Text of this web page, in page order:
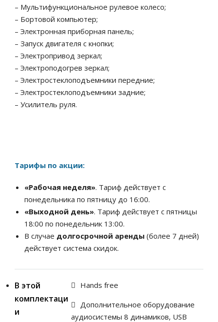
– Мультифункциональное рулевое колесо;
– Бортовой компьютер;
– Электронная приборная панель;
– Запуск двигателя с кнопки;
– Электропривод зеркал;
– Электроподогрев зеркал;
– Электростеклоподъемники передние;
– Электростеклоподъемники задние;
– Усилитель руля.
Тарифы по акции:
«Рабочая неделя». Тариф действует с
понедельника по пятницу до 16:00.
«Выходной день». Тариф действует с пятницы
18:00 по понедельник 13:00.
В случае долгосрочной аренды (более 7 дней)
действует система скидок.
В этой
комплектаци
и
Hands free
Дополнительное оборудование
аудиосистемы 8 динамиков, USB